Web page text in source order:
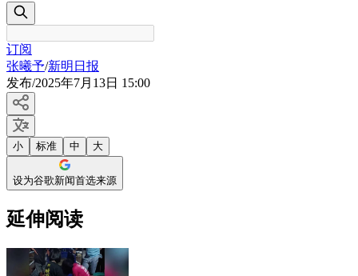
订阅
张曦予/新明日报
发布/2025年7月13日 15:00
小 标准 中 大
设为谷歌新闻首选来源
延伸阅读